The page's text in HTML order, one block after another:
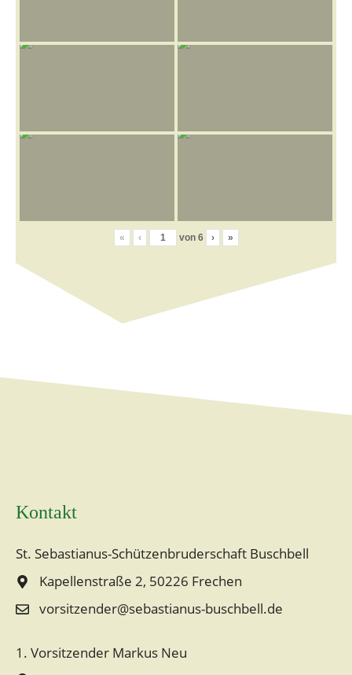
« ‹ von 6 › »
Kontakt
St. Sebastianus-Schützenbruderschaft Buschbell
Kapellenstraße 2, 50226 Frechen
vorsitzender@sebastianus-buschbell.de
1. Vorsitzender Markus Neu